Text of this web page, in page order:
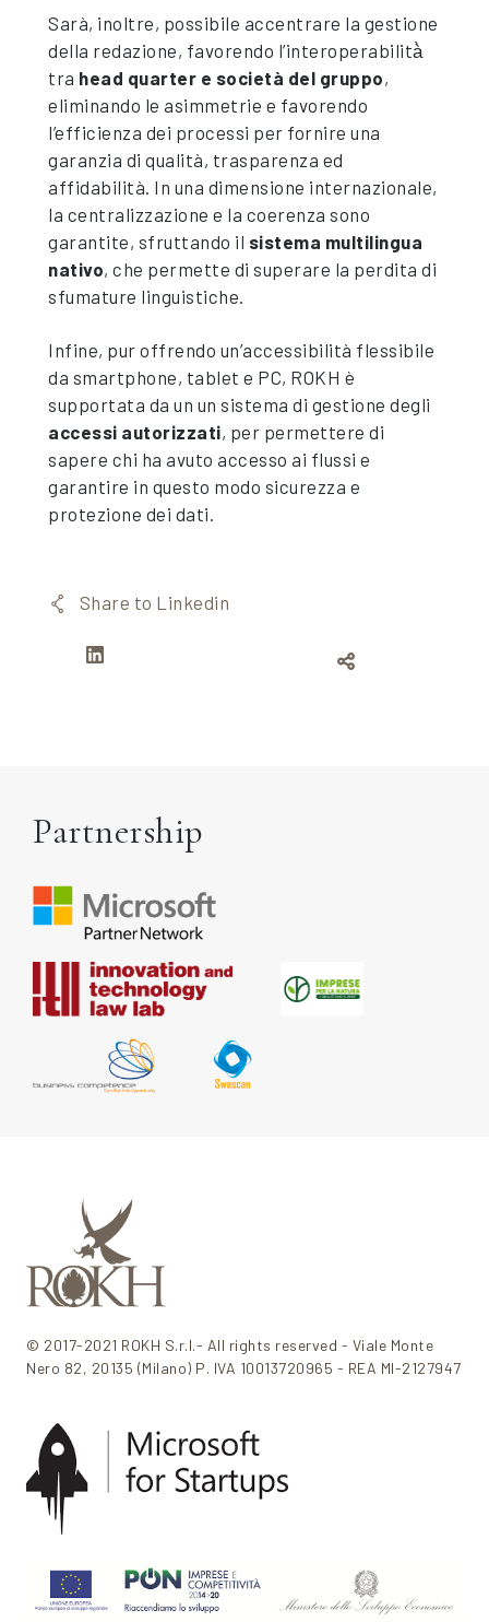
Sarà, inoltre, possibile accentrare la gestione
della redazione, favorendo l’interoperabilità̀
tra head quarter e società del gruppo,
eliminando le asimmetrie e favorendo
l’efficienza dei processi per fornire una
garanzia di qualità, trasparenza ed
affidabilità. In una dimensione internazionale,
la centralizzazione e la coerenza sono
garantite, sfruttando il sistema multilingua
nativo, che permette di superare la perdita di
sfumature linguistiche.
Infine, pur offrendo un’accessibilità flessibile
da smartphone, tablet e PC, ROKH è
supportata da un un sistema di gestione degli
accessi autorizzati, per permettere di
sapere chi ha avuto accesso ai flussi e
garantire in questo modo sicurezza e
protezione dei dati.
Share to Linkedin
Partnership
© 2017-2021 ROKH S.r.l.- All rights reserved - Viale Monte
Nero 82, 20135 (Milano) P. IVA 10013720965 - REA MI-2127947